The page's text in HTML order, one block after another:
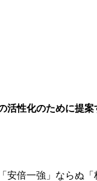
活性化のために提案
倍一強」ならぬ